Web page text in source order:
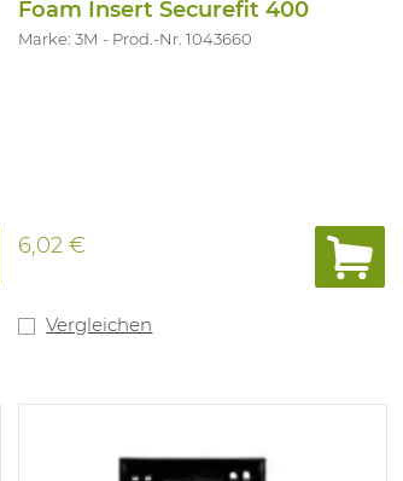
Foam Insert Securefit 400
Marke: 3M Prod.-Nr. 1043660
6,02 €
Vergleichen